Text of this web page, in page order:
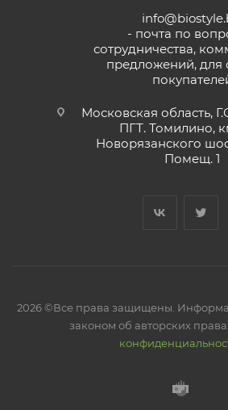
- почта по
сотрудничества,
предложений, для
Московская область,
ПГТ. Томилино,
Новорязанского
Помещ. 1
2026 ©Все права защищены.
законом об авторских